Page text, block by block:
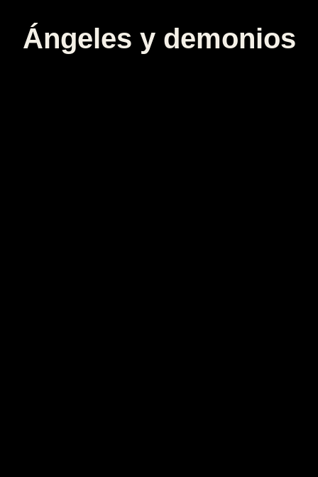
Ángeles y demonios